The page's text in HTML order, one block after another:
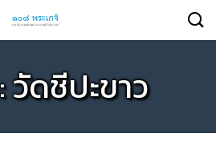
วัดชีปะขาว